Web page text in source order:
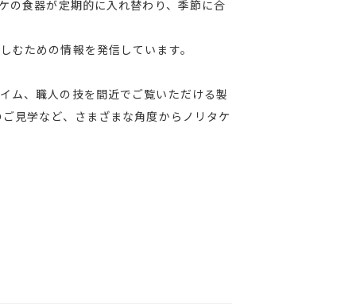
食器が定期的に入れ替わり、季節に合
ための情報を発信しています。
ム、職人の技を間近でご覧いただける製
見学など、さまざまな角度からノリタケ